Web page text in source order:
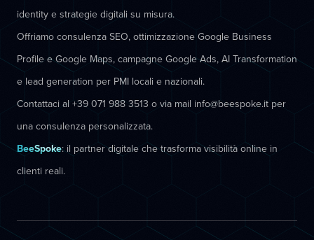
identity e strategie digitali su misura.
Offriamo consulenza SEO, ottimizzazione Google Business
Profile e Google Maps, campagne Google Ads, AI Transformation
e lead generation per PMI locali e nazionali.
Contattaci al +39 071 988 3513 o via mail info@beespoke.it per
una consulenza personalizzata.
BeeSpoke: il partner digitale che trasforma visibilità online in
clienti reali.